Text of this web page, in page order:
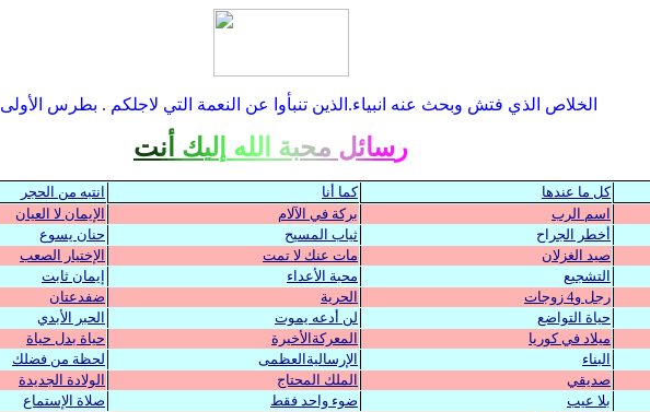
الخلاص الذي فتش وبحث عنه انبياء.الذين تنبأوا عن النعمة التي لاجلكم . بطرس الأولى 10:1
ر سائل محبة لله ليك نت
انتبه من الحجر كما أنا كل ما عندها
الإيمان لا العيان بركة في الآلام اسم الرب
حنان يسوع ثياب المسيح أخطر الجراح
الإختيار الصعب مات عنك لا تمت صيد الغزلان
إيمان ثابت محبة الأعداء التشجيع
ضفدعتان الحرية رجل و4 زوجات
الحبر الأبدي لن أدعه يموت حياة التواضع
حياة بدل حياة المعركةالأخيرة ميلاد في كوريا
لحظة من فضلك الإرساليةالعظمى البناء
الولادة الجديدة الملك المحتاج صديقي
صلاة الإستماع ضوء واحد فقط بلا عيب